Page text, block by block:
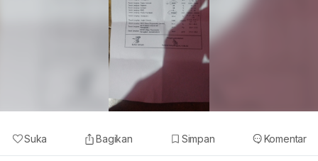
Suka Bagikan Simpan Komentar